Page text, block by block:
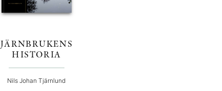
JÄRNBRUKENS
HISTORIA
Nils Johan Tjärnlund